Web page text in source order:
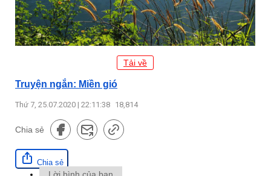
Tải về
Truyện ngắn: Miền gió
Thứ 7, 25.07.2020 | 22:11:38 18,814
Chia sẻ
Chia sẻ